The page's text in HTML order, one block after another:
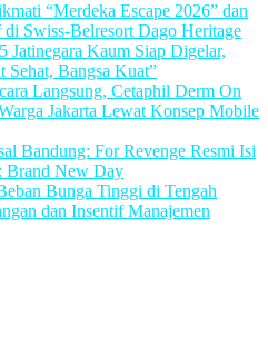
“Merdeka Escape 2026” dan
Swiss-Belresort Dago Heritage
Jatinegara Kaum Siap Digelar,
Sehat, Bangsa Kuat”
Langsung, Cetaphil Derm On
Jakarta Lewat Konsep Mobile
Bandung: For Revenge Resmi Isi
Brand New Day
Bunga Tinggi di Tengah
dan Insentif Manajemen